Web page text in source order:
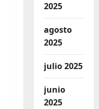
2025
agosto
2025
julio 2025
junio
2025